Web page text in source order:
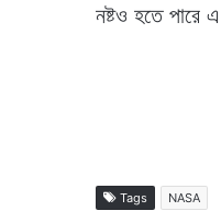
নষ্টও হতে পারে
Tags NASA